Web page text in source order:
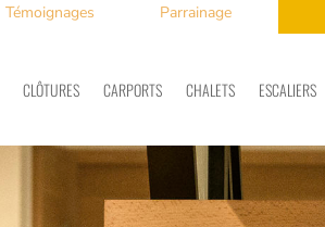
Témoignages Parrainage
CLÔTURES CARPORTS CHALETS ESCALIERS